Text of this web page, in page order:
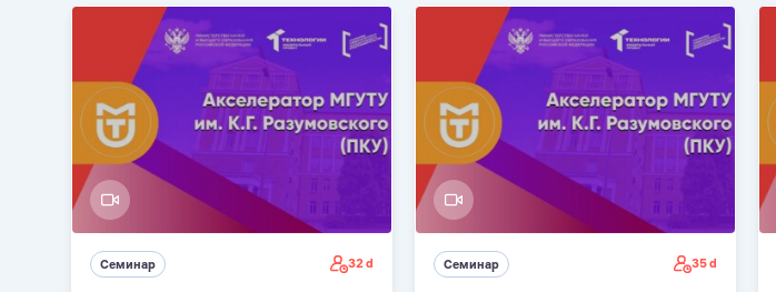
Семинар 32 d Семинар 35 d